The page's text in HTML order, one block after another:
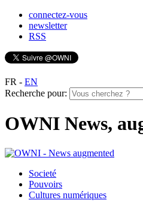
connectez-vous
newsletter
RSS
FR - EN
Recherche pour:
OWNI News,
Societé
Pouvoirs
Cultures numériques